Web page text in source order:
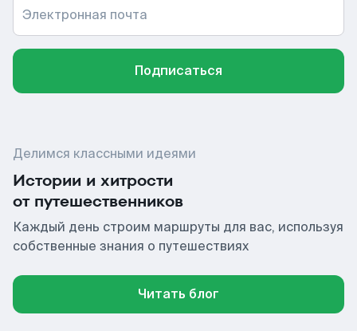
Электронная почта
Подписаться
Делимся классными идеями
Истории и хитрости
от путешественников
Каждый день строим маршруты для вас, используя
собственные знания о путешествиях
Читать блог